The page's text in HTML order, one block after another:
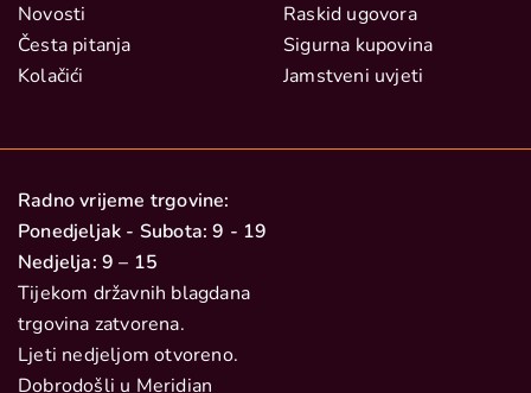
Novosti
Česta pitanja
Kolačići
Raskid ugovora
Sigurna kupovina
Jamstveni uvjeti
Radno vrijeme trgovine:
Ponedjeljak - Subota: 9 - 19
Nedjelja: 9 – 15
Tijekom državnih blagdana
trgovina zatvorena.
Ljeti nedjeljom otvoreno.
Dobrodošli u Meridian